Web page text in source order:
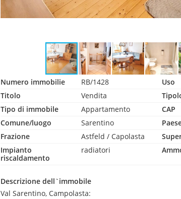
Numero immobilie RB/1428 Uso
Titolo
Vendita
Tipo di immobile
Appartamento CAP
Comune/luogo
Sarentino
Frazione
Astfeld / Capolasta
Impianto
riscaldamento
radiatori
Descrizione dell`immobile
Val Sarentino, Campolasta: